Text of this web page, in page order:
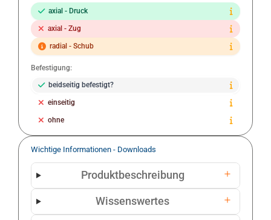
axial - Druck
axial - Zug
radial - Schub
Befestigung:
beidseitig befestigt?
einseitig
ohne
Wichtige Informationen - Downloads
Produktbeschreibung
Wissenswertes